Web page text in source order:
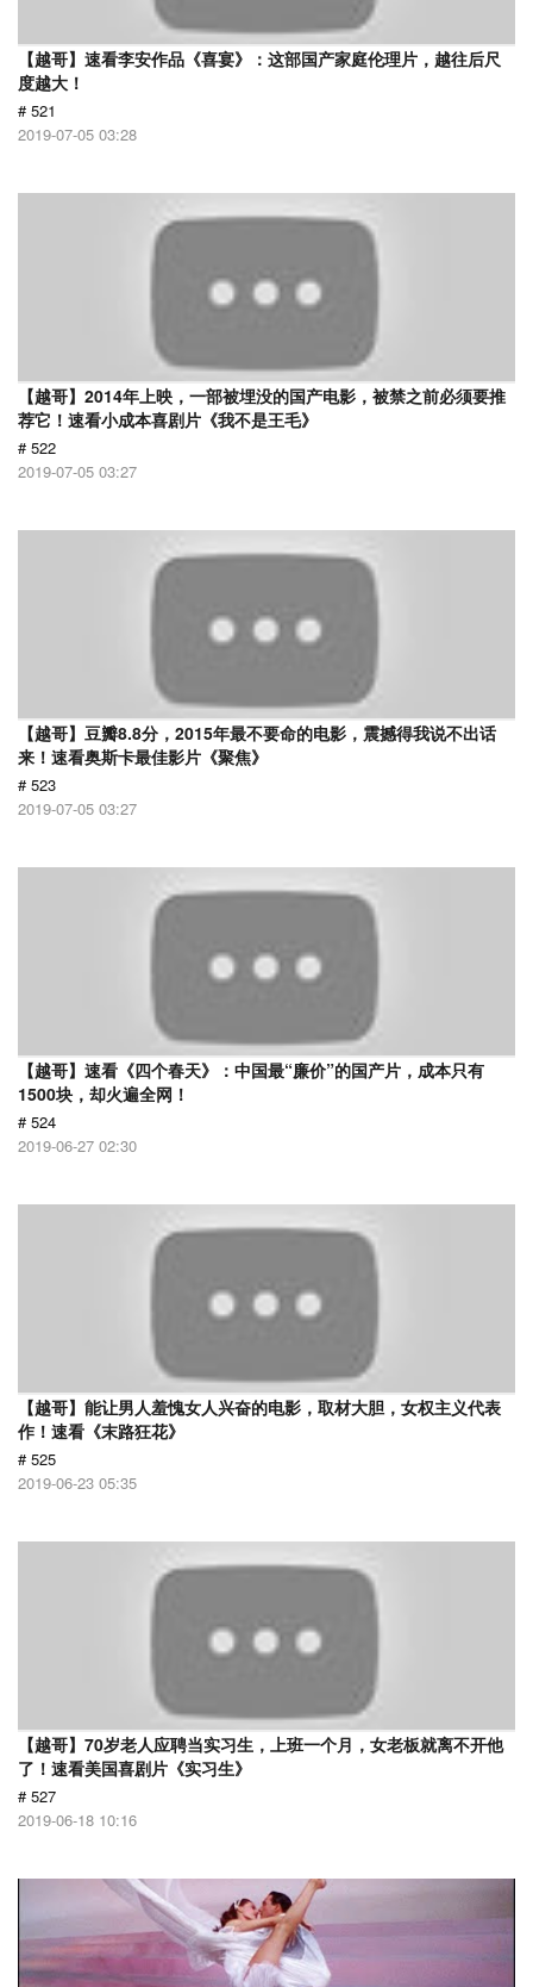
【越哥】速看李安作品《喜宴》：这部国产家庭伦理片，越往后尺
度越大！
# 521
2019-07-05 03:28
【越哥】2014年上映，一部被埋没的国产电影，被禁之前必须要推
荐它！速看小成本喜剧片《我不是王毛》
# 522
2019-07-05 03:27
【越哥】豆瓣8.8分，2015年最不要命的电影，震撼得我说不出话
来！速看奥斯卡最佳影片《聚焦》
# 523
2019-07-05 03:27
【越哥】速看《四个春天》：中国最“廉价”的国产片，成本只有
1500块，却火遍全网！
# 524
2019-06-27 02:30
【越哥】能让男人羞愧女人兴奋的电影，取材大胆，女权主义代表
作！速看《末路狂花》
# 525
2019-06-23 05:35
【越哥】70岁老人应聘当实习生，上班一个月，女老板就离不开他
了！速看美国喜剧片《实习生》
# 527
2019-06-18 10:16